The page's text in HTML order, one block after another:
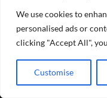
We use cookies to
personalised ads or
clicking "Accept All",
Customise
RECENTE BERICHTEN
Grote zorgen om extra